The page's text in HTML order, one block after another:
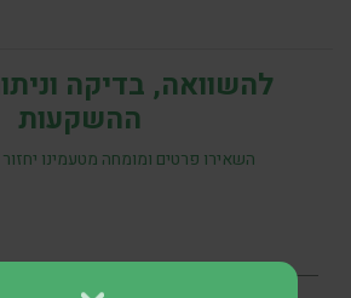
להשוואה, בדיקה
ההשקעות
השאירו פרטים ומומחה מטעמינו